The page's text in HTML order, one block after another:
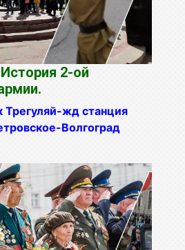
2-ой
Трегуляй-жд станция
Волгоград